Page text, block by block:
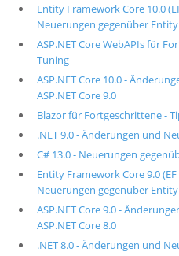
Entity Framework Core 10.0
Neuerungen gegenüber
ASP.NET Core WebAPIs für
Tuning
ASP.NET Core 10.0 -
ASP.NET Core 9.0
Blazor für Fortgeschrittene -
.NET 9.0 - Änderungen und
C# 13.0 - Neuerungen
Entity Framework Core 9.0
Neuerungen gegenüber
ASP.NET Core 9.0 -
ASP.NET Core 8.0
.NET 8.0 - Änderungen und